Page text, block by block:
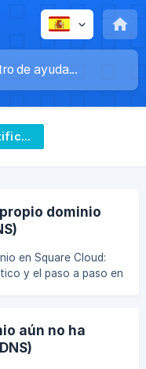
Dominios & certificados SSL
dominio
en Square Cloud:
y el paso a paso en
aún no ha